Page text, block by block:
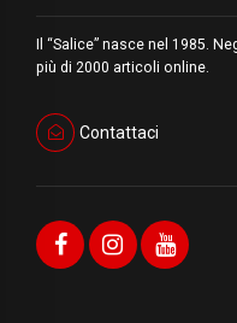
Il “Salice” nasce nel 1985.
più di 2000 articoli online.
Contattaci